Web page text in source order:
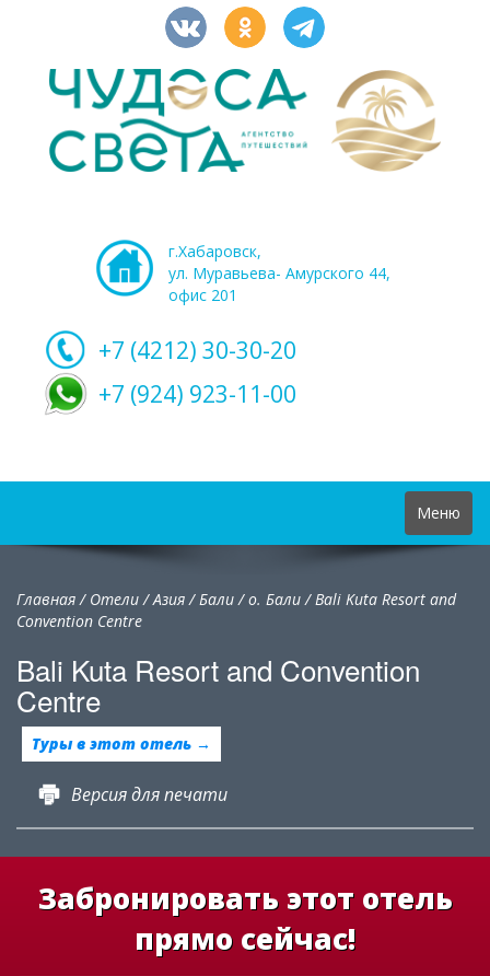
г.Хабаровск,
ул. Муравьева- Амурского 44,
офис 201
+7 (4212) 30-30-20
+7 (924) 923-11-00
Toggle
navigation
Меню
Главная/ Отели/Азия/Бали/о. Бали /Bali Kuta Resort and
Convention Centre
Bali Kuta Resort and Convention
Centre
Туры в этот отель →
Версия для печати
Забронировать этот отель
прямо сейчас!